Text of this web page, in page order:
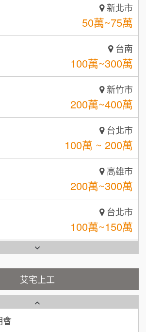
-泰式飯行家
歇腳亭
第一味
台南
100萬~300萬
新竹市
200萬~400萬
台北市
100萬 ~ 200萬
高雄市
200萬~300萬
台北市
100萬~150萬
屏東縣
100萬 ~ 200萬
屏東縣
100萬~200萬
台北
100萬 ~150萬
艾宅上工
行政櫃檯
洗收送人員(台中市)
容芳療師
說明會
會
會
麵加盟說明會
會
明會
盟說明會
盟說明會
會